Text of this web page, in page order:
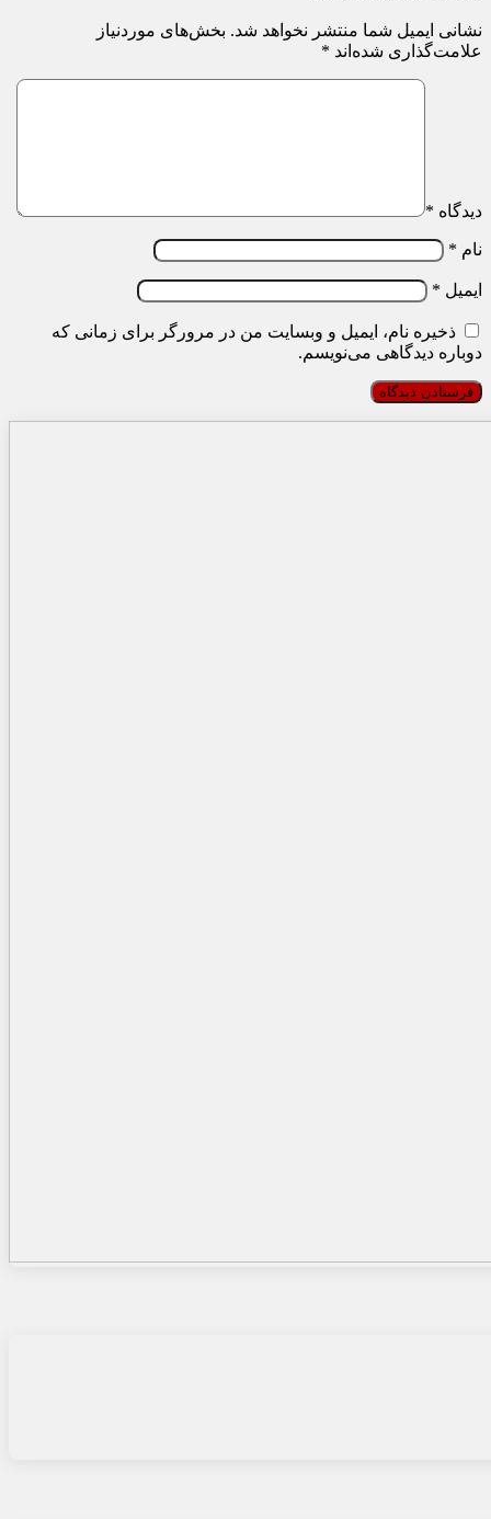
نشانی ایمیل شما منتشر نخواهد شد. بخش‌های موردنیاز
علامت‌گذاری شده‌اند *
دیدگاه *
نام *
ایمیل *
ذخیره نام، ایمیل و وبسایت من در مرورگر برای زمانی که
دوباره دیدگاهی می‌نویسم.